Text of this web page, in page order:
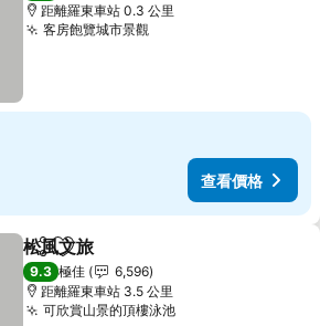
距離羅東車站 0.3 公里
客房飽覽城市景觀查看價格
查看價格
分享 放到收藏夾
松風文旅
9.3 極佳
6,596
距離羅東車站 3.5 公里
可欣賞山景的頂樓泳池查看價格